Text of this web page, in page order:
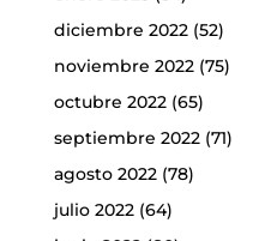
diciembre 2022(52)
noviembre 2022(75)
octubre 2022(65)
septiembre 2022(71)
agosto 2022(78)
julio 2022(64)